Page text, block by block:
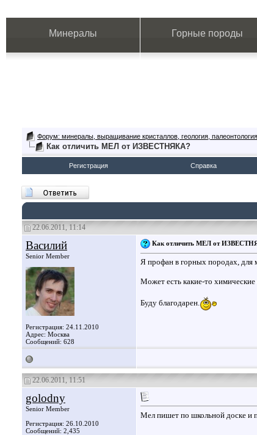
Минералы Горные породы
Форум: минералы, выращивание кристаллов, геология, палеонтология
Как отличить МЕЛ от ИЗВЕСТНЯКА?
Регистрация Справка
22.06.2011, 11:14
Василий
Senior Member
Регистрация: 24.11.2010
Адрес: Москва
Сообщений: 628
Как отличить МЕЛ от
Я профан в горных породах, для
Может есть какие-то химические
Буду благодарен.
22.06.2011, 11:51
golodny
Senior Member
Регистрация: 26.10.2010
Сообщений: 2,435
Мел пишет по школьной доске и